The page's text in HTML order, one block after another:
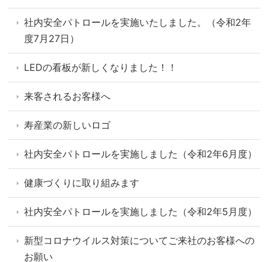
社内安全パトロールを実施いたしました。（令和2年
度7月27日）
LEDの看板が新しくなりました！！
来客されるお客様へ
寿産業の新しいロゴ
社内安全パトロールを実施しました（令和2年6月度）
健康づくりに取り組みます
社内安全パトロールを実施しました（令和2年5月度）
新型コロナウイルス対策についてご来社のお客様への
お願い